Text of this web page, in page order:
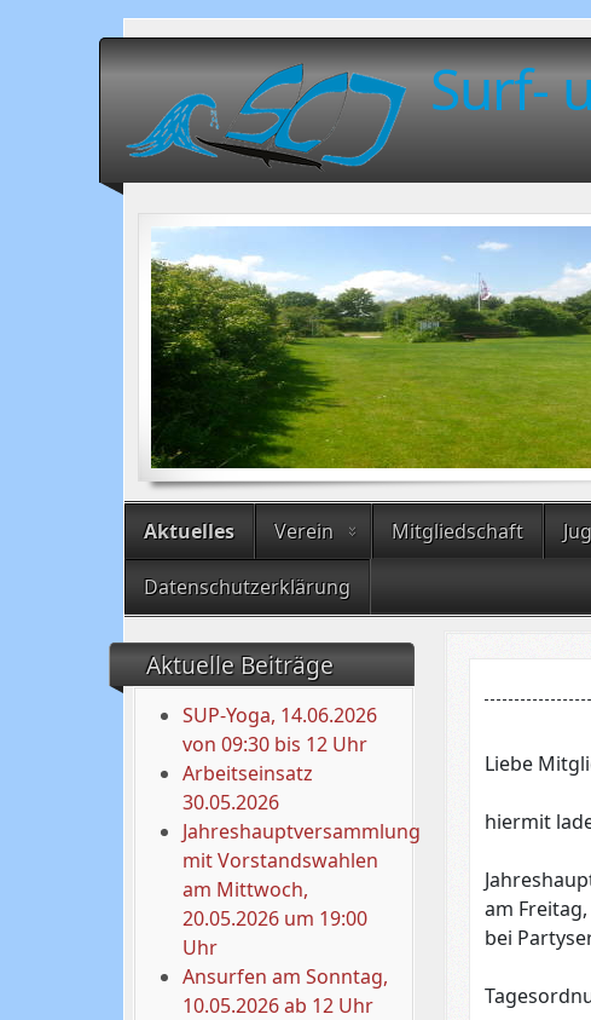
Surf-
Aktuelles Verein Mitgliedschaft
Datenschutzerklärung
Aktuelle Beiträge
SUP-Yoga, 14.06.2026
von 09:30 bis 12 Uhr
Arbeitseinsatz
30.05.2026
Jahreshauptversammlung
mit Vorstandswahlen
am Mittwoch,
20.05.2026 um 19:00
Uhr
Ansurfen am Sonntag,
10.05.2026 ab 12 Uhr
Liebe
hiermit
am
bei